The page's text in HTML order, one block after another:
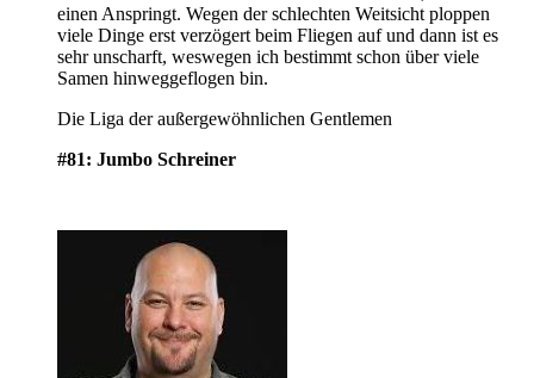
einen Anspringt. Wegen der schlechten Weitsicht ploppen
viele Dinge erst verzögert beim Fliegen auf und dann ist es
sehr unscharft, weswegen ich bestimmt schon über viele
Samen hinweggeflogen bin.
Die Liga der außergewöhnlichen Gentlemen
#81: Jumbo Schreiner